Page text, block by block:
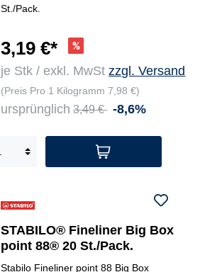
St./Pack.
3,19 €*
je Stk / exkl. MwStzzgl. Versand
(Preis Pro 1 Kilogramm 7,98 €)
ursprünglich 3,49 € -8,6%
STABILO® Fineliner Big Box
point 88® 20 St./Pack.
Stabilo Fineliner point 88 Big Box